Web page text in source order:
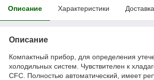
Описание Характеристики Доставка
Описание
Компактный прибор, для определения
холодильных систем. Чувствителен к
CFC. Полностью автоматический, имеет